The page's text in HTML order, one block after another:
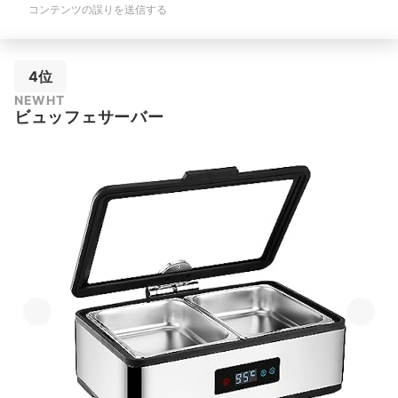
コンテンツの誤りを送信する
4位
NEWHT
ビュッフェサーバー